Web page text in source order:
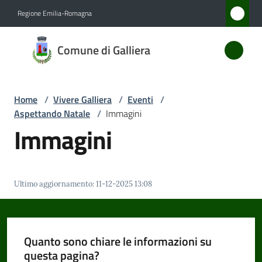
Regione Emilia-Romagna
Comune di Galliera
Comune
di
Servizi
Vivere
Galliera
Menu selezionato
Home / Vivere Galliera / Eventi /
Aspettando Natale / Immagini
Immagini
Ultimo aggiornamento:11-12-2025 13:08
Quanto sono chiare le informazioni su
questa pagina?